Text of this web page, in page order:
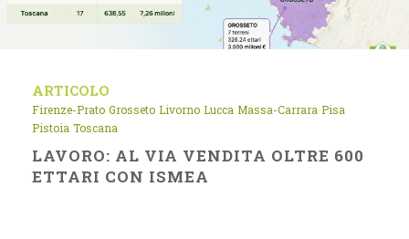
ARTICOLO
Firenze-Prato Grosseto Livorno Lucca Massa-Carrara Pisa
Pistoia Toscana
LAVORO: AL VIA VENDITA OLTRE 600
ETTARI CON ISMEA